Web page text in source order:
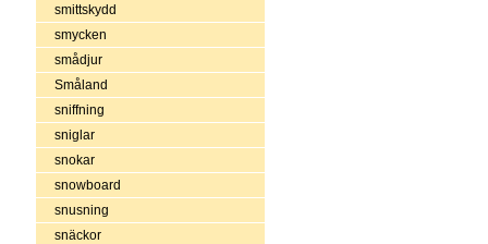
smittskydd
smycken
smådjur
Småland
sniffning
sniglar
snokar
snowboard
snusning
snäckor